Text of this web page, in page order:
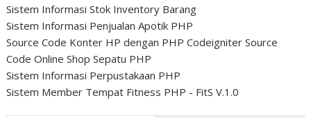
Sistem Informasi Stok Inventory Barang
Sistem Informasi Penjualan Apotik PHP
Source Code Konter HP dengan PHP Codeigniter Source
Code Online Shop Sepatu PHP
Sistem Informasi Perpustakaan PHP
Sistem Member Tempat Fitness PHP - FitS V.1.0